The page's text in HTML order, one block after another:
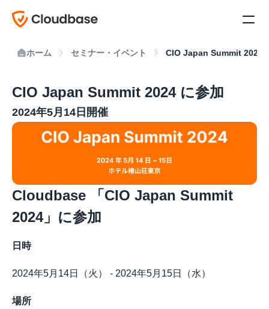
ホーム セミナー・イベント CIO Japan Summit 2024
CIO Japan Summit 2024 に参加
2024年5月14日開催
Cloudbase 「CIO Japan Summit
2024」に参加
日時
2024年5月14日（火） - 2024年5月15日（水）
場所